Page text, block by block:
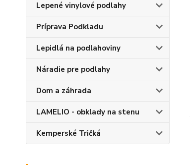
Lepené vinylové podlahy
Príprava Podkladu
Lepidlá na podlahoviny
Náradie pre podlahy
Dom a záhrada
LAMELIO - obklady na stenu
Kemperské Tričká